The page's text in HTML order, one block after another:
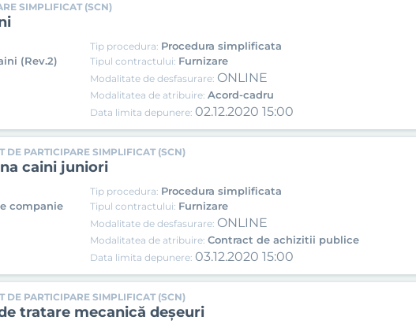
SIMPLIFICAT (SCN)
(Rev.2)
Tip procedura: Procedura simplificata
Tipul contractului: Furnizare
Modalitate de desfasurare: ONLINE
Modalitatea de atribuire:Acord-cadru
Data limita depunere: 02.12.2020 15:00
DE PARTICIPARE SIMPLIFICAT (SCN)
caini juniori
companie
Tip procedura: Procedura simplificata
Tipul contractului: Furnizare
Modalitate de desfasurare: ONLINE
Modalitatea de atribuire:Contract de achizitii publice
Data limita depunere: 03.12.2020 15:00
DE PARTICIPARE SIMPLIFICAT (SCN)
tratare mecanică deșeuri